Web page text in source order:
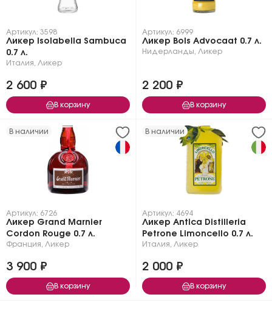
Артикул: 3598
Ликер Isolabella Sambuca
0.7 л.
Италия Ликер
2 600 ₽
В корзину
Артикул: 6999
Ликер Bols Advocaat 0.7 л.
Нидерланды Ликер
2 200 ₽
В корзину
В наличии
Артикул: 6726
Ликер Grand Marnier
Сordon Rouge 0.7 л.
Франция Ликер
3 900 ₽
В корзину
В наличии
Артикул: 4694
Ликер Antica Distilleria
Petrone Limoncello 0.7 л.
Италия Ликер
2 000 ₽
В корзину